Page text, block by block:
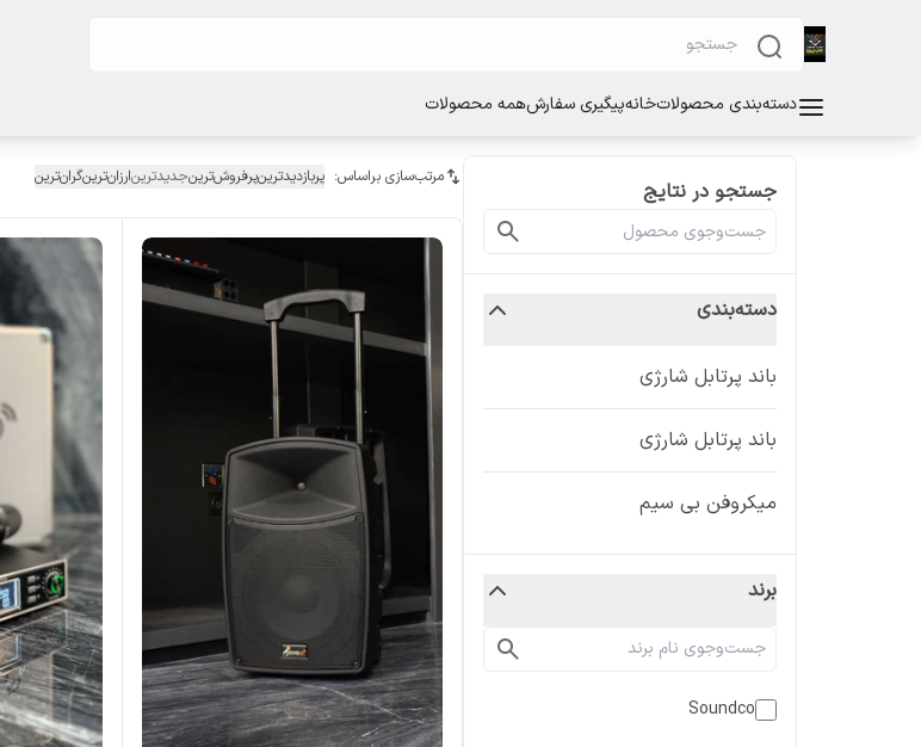
دسته‌بندی محصولاتخانهپیگیری سفارشهمه محصولات
جستجو در نتایج
دسته‌بندی
باند پرتابل شارژی
باند پرتابل شارژی
میکروفن بی سیم
برند
Soundco
مرتب‌سازی براساس: پربازدیدترینپرفروش‌ترینجدیدترینارزان‌ترینگران‌ترین